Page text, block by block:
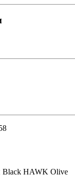
Black HAWK Olive